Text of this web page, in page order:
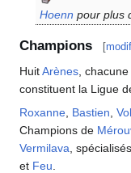
Hoenn pour plus
Champions [
HuitArènes ,
constituent la Ligue
Roxanne Bastien
Champions de
Vermilava ,
et Feu